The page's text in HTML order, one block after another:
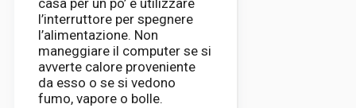
casa per un po’ e utilizzare
l’interruttore per spegnere
l’alimentazione. Non
maneggiare il computer se si
avverte calore proveniente
da esso o se si vedono
fumo, vapore o bolle.